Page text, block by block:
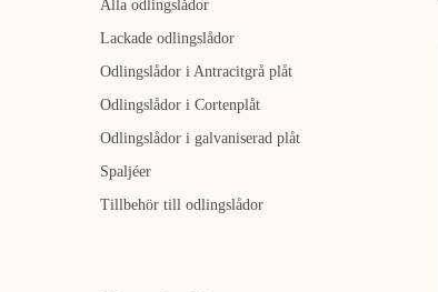
Alla odlingslådor
Lackade odlingslådor
Odlingslådor i Antracitgrå plåt
Odlingslådor i Cortenplåt
Odlingslådor i galvaniserad plåt
Spaljéer
Tillbehör till odlingslådor